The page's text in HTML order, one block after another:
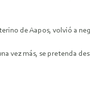
de Aapos, volvió a
vez más, se pretenda